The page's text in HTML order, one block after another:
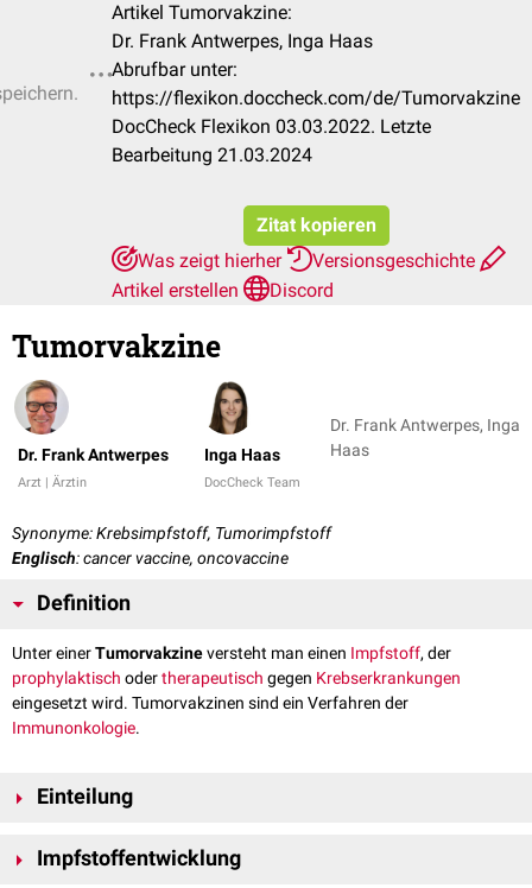
Artikel Tumorvakzine:
Dr. Frank Antwerpes, Inga Haas
Abrufbar unter:
https://flexikon.doccheck.com/de/Tumorvakzine
DocCheck Flexikon 03.03.2022. Letzte
Bearbeitung 21.03.2024
Zitat kopieren
Was zeigt hierher
Versionsgeschichte
Artikel erstellen
Discord
Tumorvakzine
Dr. Frank Antwerpes
Arzt | Ärztin
Inga Haas
DocCheck Team
Dr. Frank Antwerpes, Inga
Haas
Synonyme: Krebsimpfstoff, Tumorimpfstoff
Englisch: cancer vaccine, oncovaccine
Definition
Unter einerTumorvakzineversteht man einen Impfstoff, der
prophylaktisch odertherapeutisch gegen Krebserkrankungen
eingesetzt wird. Tumorvakzinen sind ein Verfahren der
Immunonkologie.
Einteilung
Prophylaktische Tumorvakzinen
Impfstoffentwicklung